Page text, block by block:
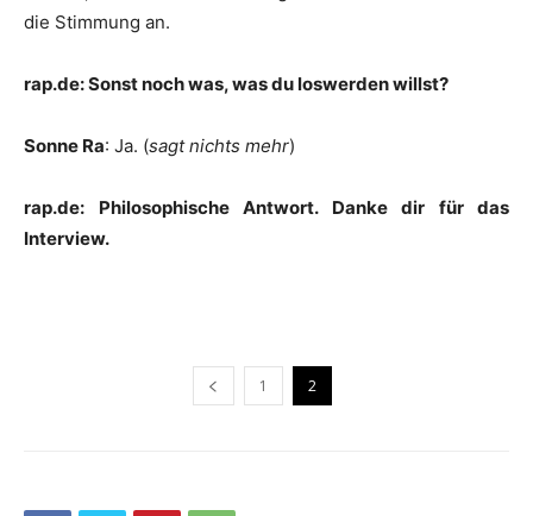
die Stimmung an.
rap.de: Sonst noch was, was du loswerden willst?
Sonne Ra: Ja. (sagt nichts mehr)
rap.de: Philosophische Antwort. Danke dir für das
Interview.
1 2